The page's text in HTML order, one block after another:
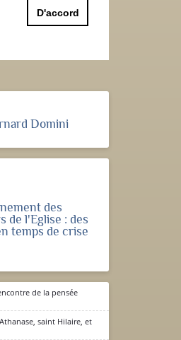
D'accord
Domini
des
de l'Eglise : des
temps de crise
de la pensée
saint Hilaire, et